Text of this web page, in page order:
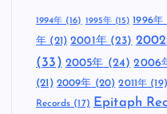
1994年(16) 1995年 (15) 1996年
年 (21) 2001年(23)
(33) 2005年 (24) 2006
(21) 2009年 (20) 2011年 (19)
Records (17) Epitaph